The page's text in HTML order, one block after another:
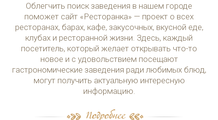
Облегчить поиск заведения в нашем городе
поможет сайт «Ресторанка» — проект о всех
ресторанах, барах, кафе, закусочных, вкусной еде,
клубах и ресторанной жизни. Здесь, каждый
посетитель, который желает открывать что-то
новое и с удовольствием посещают
гастрономические заведения ради любимых блюд,
могут получить актуальную интересную
информацию.